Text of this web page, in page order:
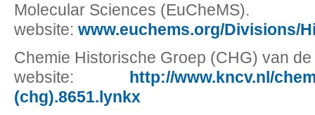
Molecular Sciences (EuCheMS).
website: www.euchems.org/Divisions/
Chemie Historische Groep (CHG) van
website: http://www.kncv.nl/
(chg).8651.lynkx